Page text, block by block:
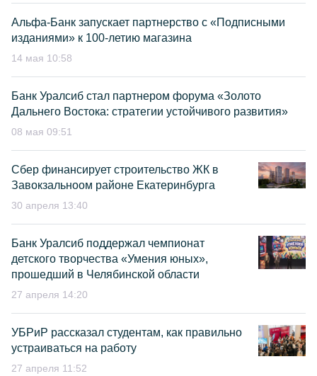
Альфа-Банк запускает партнерство с «Подписными
изданиями» к 100-летию магазина
14 мая 10:58
Банк Уралсиб стал партнером форума «Золото
Дальнего Востока: стратегии устойчивого развития»
08 мая 09:51
Сбер финансирует строительство ЖК в
Завокзальноом районе Екатеринбурга
30 апреля 13:40
Банк Уралсиб поддержал чемпионат
детского творчества «Умения юных»,
прошедший в Челябинской области
27 апреля 14:20
УБРиР рассказал студентам, как правильно
устраиваться на работу
27 апреля 11:52